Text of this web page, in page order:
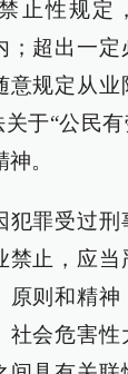
止性规定
；超出一定
意规定从业
于“公民
。
犯罪受过刑
禁止，应
原则和精神
社会危害性